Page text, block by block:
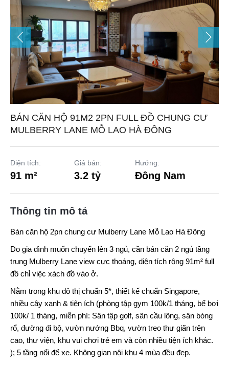
BÁN CĂN HỘ 91M2 2PN FULL ĐỒ CHUNG CƯ
MULBERRY LANE MỖ LAO HÀ ĐÔNG
Diện tích:
91 m²
Giá bán:
3.2 tỷ
Hướng:
Đông Nam
Thông tin mô tả
Bán căn hộ 2pn chung cư Mulberry Lane Mỗ Lao Hà Đông
Do gia đình muốn chuyển lên 3 ngủ, cần bán căn 2 ngủ tầng
trung Mulberry Lane view cực thoáng, diện tích rộng 91m² full
đồ chỉ việc xách đồ vào ở.
Nằm trong khu đô thị chuẩn 5*, thiết kế chuẩn Singapore,
nhiều cây xanh & tiện ích (phòng tập gym 100k/1 tháng, bể bơi
100k/ 1 tháng, miễn phí: Sân tập golf, sân cầu lông, sân bóng
rổ, đường đi bộ, vườn nướng Bbq, vườn treo thư giãn trên
cao, thư viện, khu vui chơi trẻ em và còn nhiều tiện ích khác.
); 5 tầng nổi để xe. Không gian nội khu 4 mùa đều đẹp.